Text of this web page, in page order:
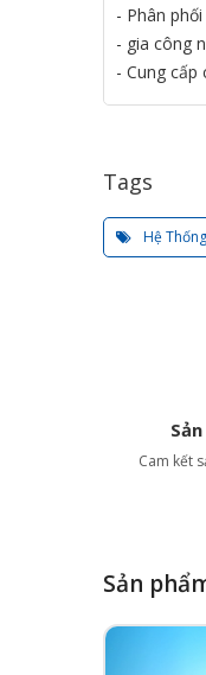
- Phân phối
- gia công
- Cung cấp
Tags
Hệ
Cam kết
Sản